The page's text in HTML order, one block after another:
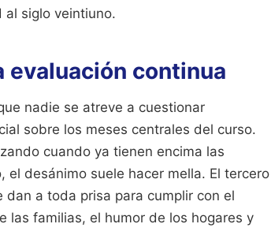
al siglo veintiuno.
evaluación continua
nadie se atreve a cuestionar
sobre los meses centrales del curso.
cuando ya tienen encima las
el desánimo suele hacer mella. El tercero
a toda prisa para cumplir con el
las familias, el humor de los hogares y